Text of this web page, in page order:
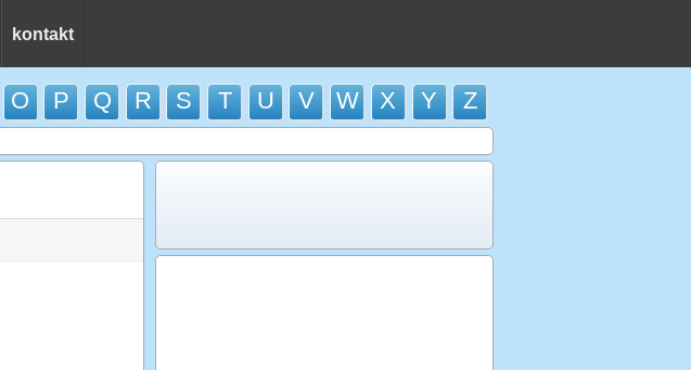
kontakt
O P Q R S T U V W X Y Z